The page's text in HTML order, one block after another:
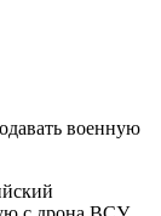
военную